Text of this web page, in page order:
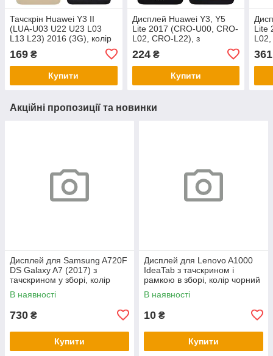
Тачскрін Huawei Y3 II
(LUA-U03 U22 U23 L03
L13 L23) 2016 (3G), колір
169 ₴
Купити
Дисплей Huawei Y3, Y5
Lite 2017 (CRO-U00, CRO-
L02, CRO-L22), з
тачскріном в зборі, колір
чорний
224₴
Купити
Lite
361
Акційні пропозиції та новинки
Дисплей для Samsung A720F
DS Galaxy A7 (2017) з
тачскрином у зборі, колір
чорний, OLED
В наявності
730 ₴
Купити
Дисплей для Lenovo A1000
IdeaTab з тачскрином і
рамкою в зборі, колір чорний
В наявності
10 ₴
Купити